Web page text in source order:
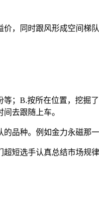
，同时跟风形成空间梯
；B.按所在位置，挖掘
去跟随上车。
品种。例如金力永磁那
短选手认真总结市场规